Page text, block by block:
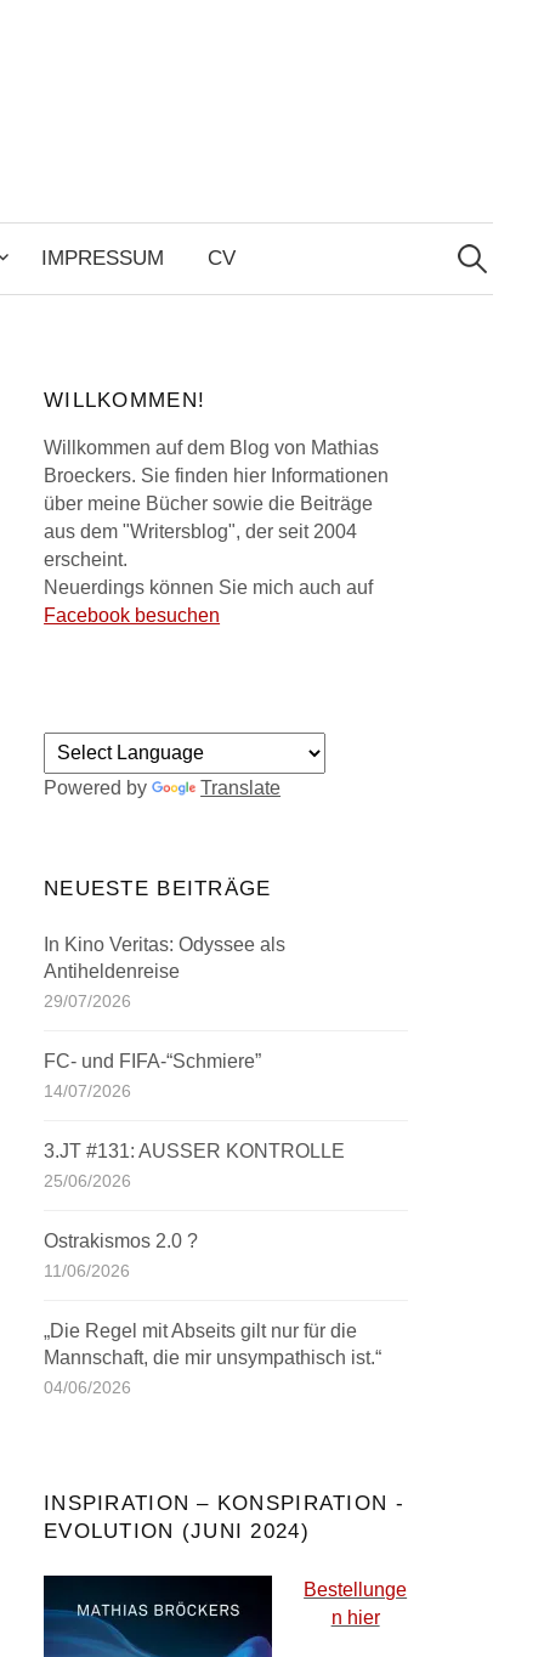
IMPRESSUM CV
Search
for:
WILLKOMMEN!
Willkommen auf dem Blog von Mathias
Broeckers. Sie finden hier Informationen
über meine Bücher sowie die Beiträge
aus dem "Writersblog", der seit 2004
erscheint.
Neuerdings können Sie mich auch auf
Facebook besuchen
Powered by Translate
NEUESTE BEITRÄGE
In Kino Veritas: Odyssee als
Antiheldenreise
29/07/2026
FC- und FIFA-“Schmiere”
14/07/2026
3.JT #131: AUSSER KONTROLLE
25/06/2026
Ostrakismos 2.0 ?
11/06/2026
„Die Regel mit Abseits gilt nur für die
Mannschaft, die mir unsympathisch ist.“
04/06/2026
INSPIRATION – KONSPIRATION -
EVOLUTION (JUNI 2024)
Bestellunge
n hier